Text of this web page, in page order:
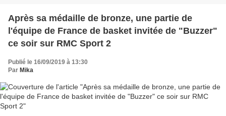
Après sa médaille de bronze, une partie de
l'équipe de France de basket invitée de "Buzzer"
ce soir sur RMC Sport 2
Publié le 16/09/2019 à 13:30
Par Mika